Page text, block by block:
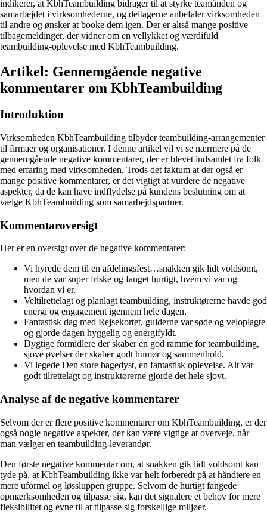
indikerer, at KbhTeambuilding bidrager til at styrke teamånden og
samarbejdet i virksomhederne, og deltagerne anbefaler virksomheden
til andre og ønsker at booke dem igen. Der er altså mange positive
tilbagemeldinger, der vidner om en vellykket og værdifuld
teambuilding-oplevelse med KbhTeambuilding.
Artikel: Gennemgående negative
kommentarer om KbhTeambuilding
Introduktion
Virksomheden KbhTeambuilding tilbyder teambuilding-arrangementer
til firmaer og organisationer. I denne artikel vil vi se nærmere på de
gennemgående negative kommentarer, der er blevet indsamlet fra folk
med erfaring med virksomheden. Trods det faktum at der også er
mange positive kommentarer, er det vigtigt at vurdere de negative
aspekter, da de kan have indflydelse på kundens beslutning om at
vælge KbhTeambuilding som samarbejdspartner.
Kommentaroversigt
Her er en oversigt over de negative kommentarer:
Vi hyrede dem til en afdelingsfest…snakken gik lidt voldsomt,
men de var super friske og fanget hurtigt, hvem vi var og
hvordan vi er.
Veltilrettelagt og planlagt teambuilding, instruktørerne havde god
energi og engagement igennem hele dagen.
Fantastisk dag med Rejsekortet, guiderne var søde og veloplagte
og gjorde dagen hyggelig og energifyldt.
Dygtige formidlere der skaber en god ramme for teambuilding,
sjove øvelser der skaber godt humør og sammenhold.
Vi legede Den store bagedyst, en fantastisk oplevelse. Alt var
godt tilrettelagt og instruktørerne gjorde det hele sjovt.
Analyse af de negative kommentarer
Selvom der er flere positive kommentarer om KbhTeambuilding, er der
også nogle negative aspekter, der kan være vigtige at overveje, når
man vælger en teambuilding-leverandør.
Den første negative kommentar om, at snakken gik lidt voldsomt kan
tyde på, at KbhTeambuilding ikke var helt forberedt på at håndtere en
mere uformel og løssluppen gruppe. Selvom de hurtigt fangede
opmærksomheden og tilpasse sig, kan det signalere et behov for mere
fleksibilitet og evne til at tilpasse sig forskellige miljøer.